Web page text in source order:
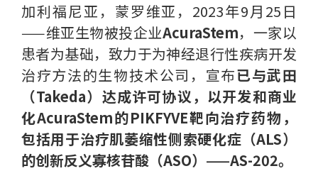
加利福尼亚，蒙罗维亚，2023年9月25日
——维亚生物被投企业AcuraStem，一家以
患者为基础，致力于为神经退行性疾病开发
治疗方法的生物技术公司，宣布已与武田
（Takeda）达成许可协议，以开发和商业
化AcuraStem的PIKFYVE靶向治疗药物，
包括用于治疗肌萎缩性侧索硬化症（ALS）
的创新反义寡核苷酸（ASO）——AS-202。